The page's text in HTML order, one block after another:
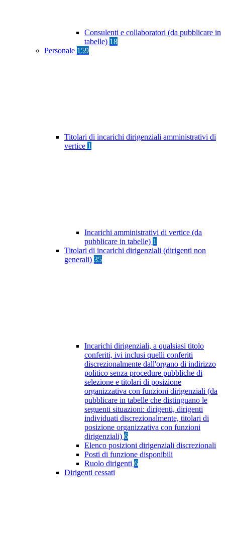
Consulenti e collaboratori (da pubblicare in
tabelle) 18
Personale 159
Titolari di incarichi dirigenziali amministrativi di
vertice 1
Incarichi amministrativi di vertice (da
pubblicare in tabelle) 1
Titolari di incarichi dirigenziali (dirigenti non
generali) 35
Incarichi dirigenziali, a qualsiasi titolo
conferiti, ivi inclusi quelli conferiti
discrezionalmente dall'organo di indirizzo
politico senza procedure pubbliche di
selezione e titolari di posizione
organizzativa con funzioni dirigenziali (da
pubblicare in tabelle che distinguano le
seguenti situazioni: dirigenti, dirigenti
individuati discrezionalmente, titolari di
posizione organizzativa con funzioni
dirigenziali) 6
Elenco posizioni dirigenziali discrezionali
Posti di funzione disponibili
Ruolo dirigenti 6
Dirigenti cessati